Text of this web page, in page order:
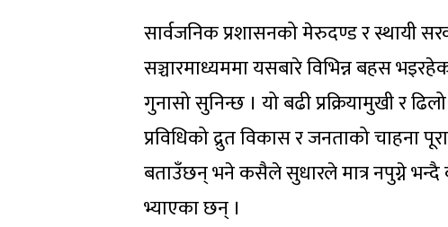
सार्वजनिक प्रशासनको मेरुदण्ड र स्थायी
सञ्चारमाध्यममा यसबारे विभिन्न बहस
गुनासो सुनिन्छ । यो बढी प्रक्रियामुखी र
प्रविधिको द्रुत विकास र जनताको चाहना
बताउँछन् भने कसैले सुधारले मात्र नपुग्ने भन्दै
भ्याएका छन् ।